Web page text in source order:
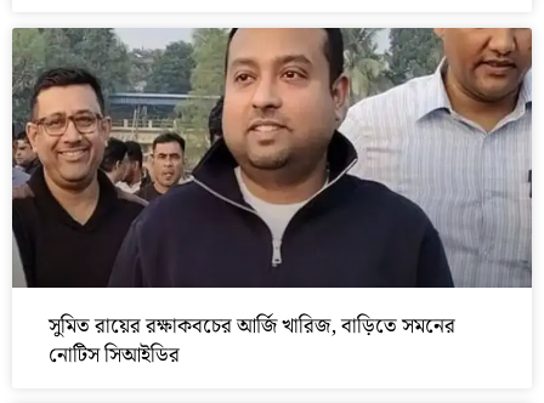
সুমিত রায়ের রক্ষাকবচের আর্জি খারিজ, বাড়িতে সমনের
নোটিস সিআইডির